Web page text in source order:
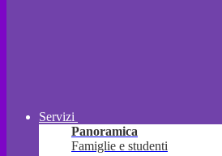
Servizi
Panoramica
Famiglie e studenti